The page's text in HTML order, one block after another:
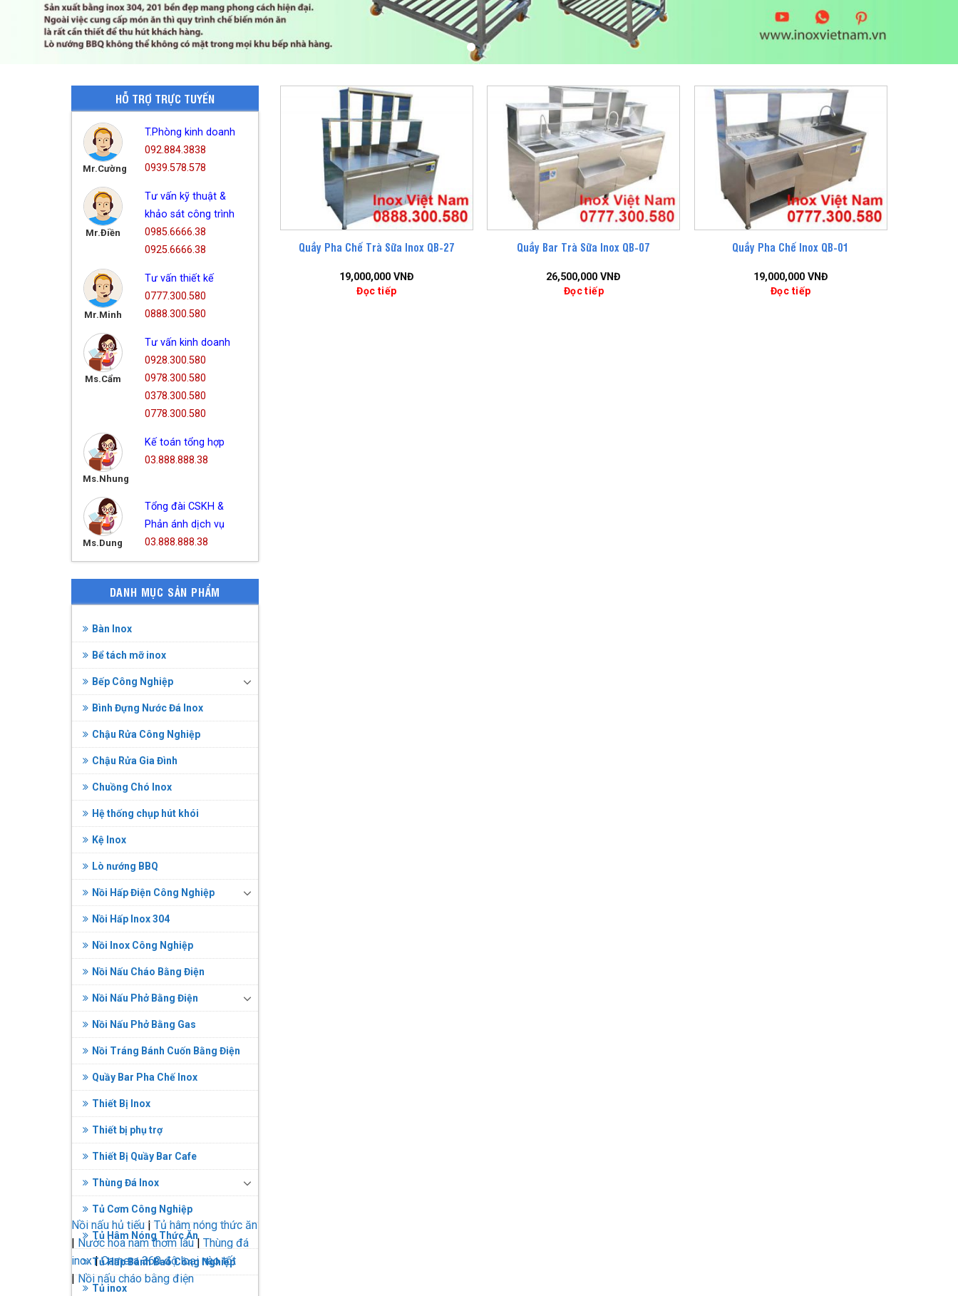
HỖ TRỢ TRỰC TUYẾN
Mr.Cường
T.Phòng kinh doanh
092.884.3838
0939.578.578
Mr.Điền
Tư vấn kỹ thuật &
khảo sát công trình
0985.6666.38
0925.6666.38
Mr.Minh
Tư vấn thiết kế
0777.300.580
0888.300.580
Ms.Cẩm
Tư vấn kinh doanh
0928.300.580
0978.300.580
0378.300.580
0778.300.580
Ms.Nhung
Kế toán tổng hợp
03.888.888.38
Ms.Dung
Tổng đài CSKH &
Phản ánh dịch vụ
03.888.888.38
DANH MỤC SẢN PHẨM
Bàn Inox
Bể tách mỡ inox
Bếp Công Nghiệp
Bình Đựng Nước Đá Inox
Chậu Rửa Công Nghiệp
Chậu Rửa Gia Đình
Chuồng Chó Inox
Hệ thống chụp hút khói
Kệ Inox
Lò nướng BBQ
Nồi Hấp Điện Công Nghiệp
Nồi Hấp Inox 304
Nồi Inox Công Nghiệp
Nồi Nấu Cháo Bằng Điện
Nồi Nấu Phở Bằng Điện
Nồi Nấu Phở Bằng Gas
Nồi Tráng Bánh Cuốn Bằng Điện
Quầy Bar Pha Chế Inox
Thiết Bị Inox
Thiết bị phụ trợ
Thiết Bị Quầy Bar Cafe
Thùng Đá Inox
Tủ Cơm Công Nghiệp
Tủ Hâm Nóng Thức Ăn
Tủ Hấp Bánh Bao Công Nghiệp
Tủ inox
Nồi nấu hủ tiếu|Tủ hâm nóng thức ăn
| Nước hoa nam thơm lâu| Thùng đá
inox|Camera 360 độ loại nào tốt
|Nồi nấu cháo bằng điện
Quầy Pha Chế Trà Sữa Inox QB-27
19,000,000VNĐ
Đọc tiếp
Quầy Bar Trà Sữa Inox QB-07
26,500,000 VNĐ
Đọc tiếp
Quầy Pha Chế Inox QB-01
19,000,000VNĐ
Đọc tiếp